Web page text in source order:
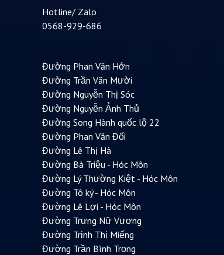
Hotline/ Zalo
0568-929-686
Đường Phan Văn Hớn
Đường Trần Văn Mười
Đường Nguyễn Thị Sóc
Đường Nguyễn Ảnh Thủ
Đường Song Hành quốc lộ 22
Đường Phan Văn Đối
Đường Lê Thị Hà
Đường Bà Triệu - Hóc Môn
Đường Lý Thường Kiệt - Hóc Môn
Đường Tô ký - Hóc Môn
Đường Lê Lợi - Hóc Môn
Đường Trưng Nữ Vương
Đường Trịnh Thị Miếng
Đường Trần Bình Trọng